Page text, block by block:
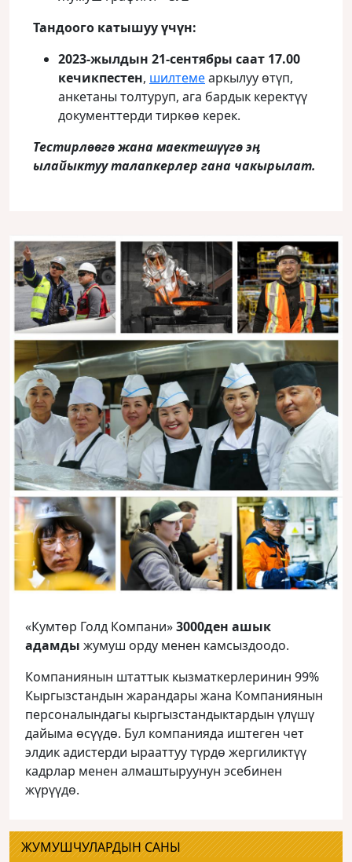
Тандоого катышуу үчүн:
2023-жылдын 21-сентябры саат 17.00
кечикпестен, шилтемеаркылуу өтүп,
анкетаны толтуруп, ага бардык керектүү
документтерди тиркөө керек.
Тестирлөөгө жана маектешүүгө эӊ
ылайыктуу талапкерлер гана чакырылат.
«Кумтөр Голд Компани»3000ден ашык
адамды жумуш орду менен камсыздоодо.
Компаниянын штаттык кызматкерлеринин 99%
Кыргызстандын жарандары жана Компаниянын
персоналындагы кыргызстандыктардын үлүшү
дайыма өсүүдө. Бул компанияда иштеген чет
элдик адистерди ырааттуу түрдө жергиликтүү
кадрлар менен алмаштыруунун эсебинен
жүрүүдө.
ЖУМУШЧУЛАРДЫН САНЫ